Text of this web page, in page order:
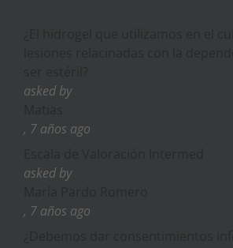
asked by
, 7 años ago
asked by
, 7 años ago